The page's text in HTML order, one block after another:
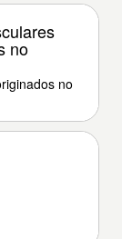
no
no